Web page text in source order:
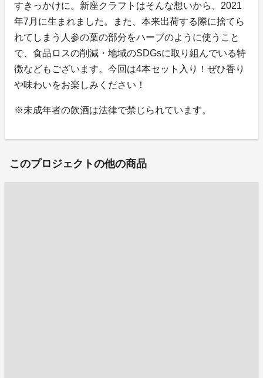
すきっかけに。新座クラフトはそんな想いから、2021
年7月に生まれました。また、本来出荷する際に捨てら
れてしまう人参の葉の部分をハーブのように使うこと
で、食品ロスの削減・地域のSDGsに取り組んでいる特
徴などもございます。今回は4本セット入り！ぜひ香り
や味わいをお楽しみください！
※未成年者の飲酒は法律で禁じられています。
このプロジェクトの他の商品